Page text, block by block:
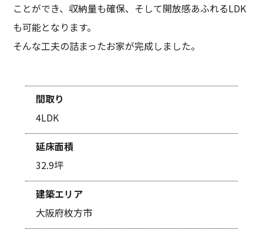
ことができ、収納量も確保、そして開放感あふれるLDK
も可能となります。
そんな工夫の詰まったお家が完成しました。
間取り
4LDK
延床面積
32.9坪
建築エリア
大阪府枚方市